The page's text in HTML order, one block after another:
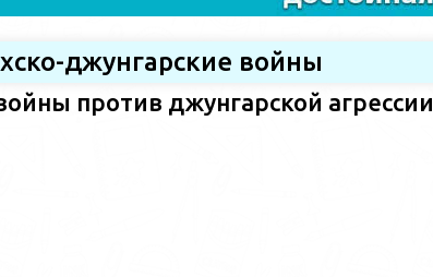
джунгарские войны
против джунгарской агрессии